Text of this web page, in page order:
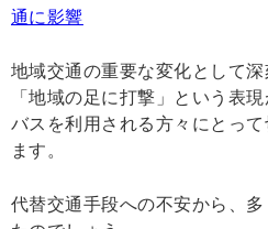
通に影響
地域交通の重要な変化として深
「地域の足に打撃」という表
バスを利用される方々にとっ
ます。
代替交通手段への不安から、